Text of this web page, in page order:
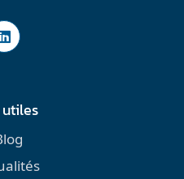
utiles